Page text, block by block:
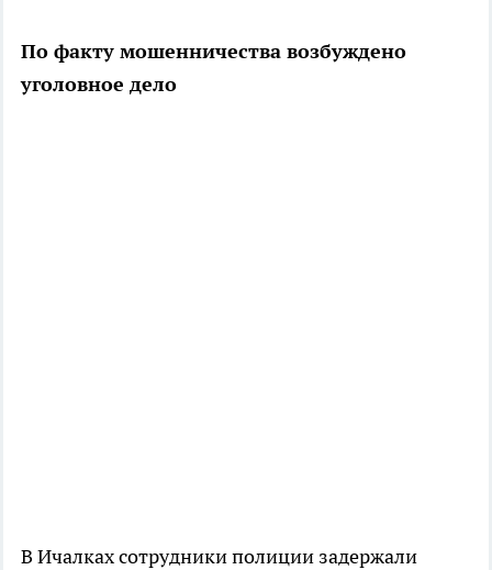
По факту мошенничества возбуждено
уголовное дело
В Ичалках сотрудники полиции задержали